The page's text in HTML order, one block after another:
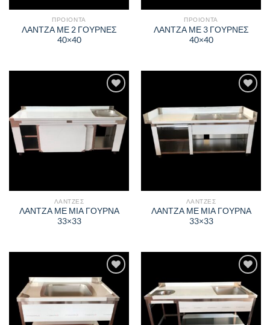
ΠΡΟΙΟΝΤΑ
ΛΑΝΤΖΑ ΜΕ 2 ΓΟΥΡΝΕΣ
40×40
ΠΡΟΙΟΝΤΑ
ΛΑΝΤΖΑ ΜΕ 3 ΓΟΥΡΝΕΣ
40×40
Πρόσθήκη
στην λίστα
επιθυμιών
ΛΑΝΤΖΕΣ
ΛΑΝΤΖΑ ΜΕ ΜΙΑ ΓΟΥΡΝΑ
33×33
Πρόσθήκη
στην λίστα
επιθυμιών
ΛΑΝΤΖΕΣ
ΛΑΝΤΖΑ ΜΕ ΜΙΑ ΓΟΥΡΝΑ
33×33
Πρόσθήκη
στην λίστα
επιθυμιών
Πρόσθήκη
στην λίστα
επιθυμιών